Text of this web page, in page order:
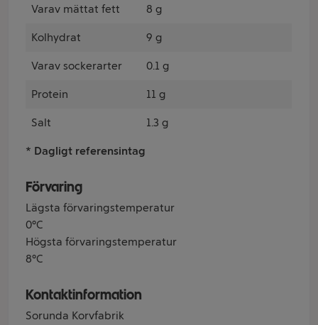
Varav mättat fett 8 g
Kolhydrat 9 g
Varav sockerarter 0.1 g
Protein 11 g
Salt 1.3 g
* Dagligt referensintag
Förvaring
Lägsta förvaringstemperatur
0°C
Högsta förvaringstemperatur
8°C
Kontaktinformation
Sorunda Korvfabrik